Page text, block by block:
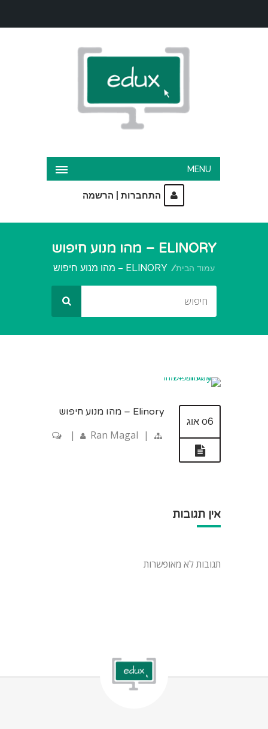
MENU
התחברות הרשמה
ELINORY – מהו מנוע חיפוש
עמוד הבית ELINORY – מהו מנוע חיפוש
06 אוג
Elinory – מהו מנוע חיפוש
Ran Magal |
|
אין תגובות
תגובות לא מאופשרות